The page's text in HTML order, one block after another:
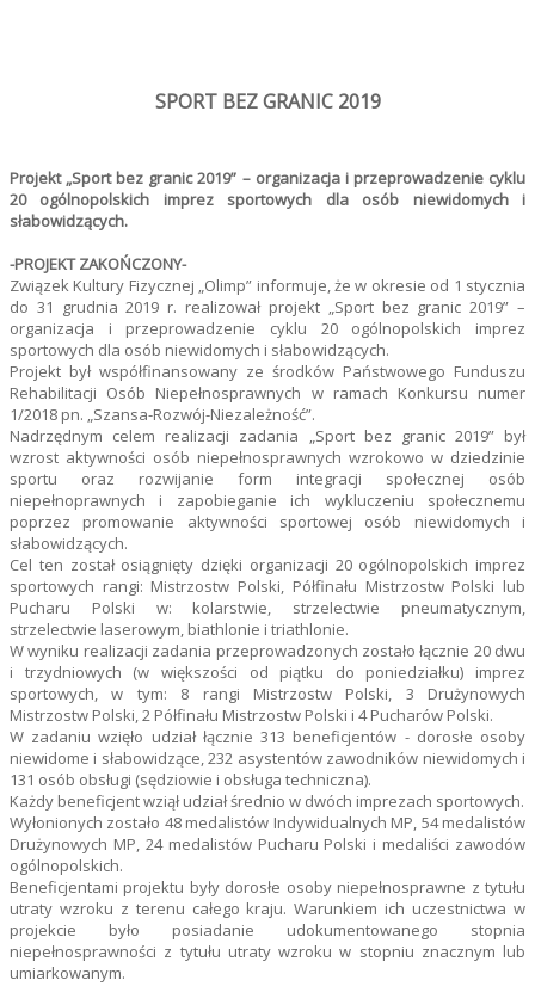
SPORT BEZ GRANIC 2019
Projekt „Sport bez granic 2019” – organizacja i przeprowadzenie cyklu
20 ogólnopolskich imprez sportowych dla osób niewidomych i
słabowidzących.
-PROJEKT ZAKOŃCZONY-
Związek Kultury Fizycznej „Olimp” informuje, że w okresie od 1 stycznia
do 31 grudnia 2019 r. realizował projekt „Sport bez granic 2019” –
organizacja i przeprowadzenie cyklu 20 ogólnopolskich imprez
sportowych dla osób niewidomych i słabowidzących.
Projekt był współfinansowany ze środków Państwowego Funduszu
Rehabilitacji Osób Niepełnosprawnych w ramach Konkursu numer
1/2018 pn. „Szansa-Rozwój-Niezależność”.
Nadrzędnym celem realizacji zadania „Sport bez granic 2019” był
wzrost aktywności osób niepełnosprawnych wzrokowo w dziedzinie
sportu oraz rozwijanie form integracji społecznej osób
niepełnoprawnych i zapobieganie ich wykluczeniu społecznemu
poprzez promowanie aktywności sportowej osób niewidomych i
słabowidzących.
Cel ten został osiągnięty dzięki organizacji 20 ogólnopolskich imprez
sportowych rangi: Mistrzostw Polski, Półfinału Mistrzostw Polski lub
Pucharu Polski w: kolarstwie, strzelectwie pneumatycznym,
strzelectwie laserowym, biathlonie i triathlonie.
W wyniku realizacji zadania przeprowadzonych zostało łącznie 20 dwu
i trzydniowych (w większości od piątku do poniedziałku) imprez
sportowych, w tym: 8 rangi Mistrzostw Polski, 3 Drużynowych
Mistrzostw Polski, 2 Półfinału Mistrzostw Polski i 4 Pucharów Polski.
W zadaniu wzięło udział łącznie 313 beneficjentów - dorosłe osoby
niewidome i słabowidzące, 232 asystentów zawodników niewidomych i
131 osób obsługi (sędziowie i obsługa techniczna).
Każdy beneficjent wziął udział średnio w dwóch imprezach sportowych.
Wyłonionych zostało 48 medalistów Indywidualnych MP, 54 medalistów
Drużynowych MP, 24 medalistów Pucharu Polski i medaliści zawodów
ogólnopolskich.
Beneficjentami projektu były dorosłe osoby niepełnosprawne z tytułu
utraty wzroku z terenu całego kraju. Warunkiem ich uczestnictwa w
projekcie było posiadanie udokumentowanego stopnia
niepełnosprawności z tytułu utraty wzroku w stopniu znacznym lub
umiarkowanym.